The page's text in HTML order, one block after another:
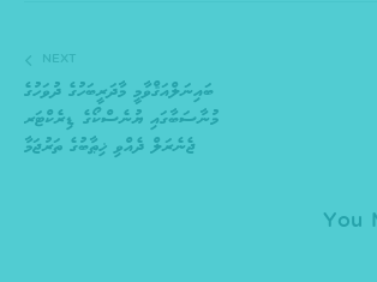
NEXT
ބައިނަލްއަޤްވާމީ މާދަރީބަހުގެ ދުވަހުގެ
މުނާސަބާގައި ޔުނެސްކޯގެ ޑިރެކްޓަރ
ޖެނެރަލް ދެއްވި ޚިޠާބުގެ ތަރުޖަމާ
You